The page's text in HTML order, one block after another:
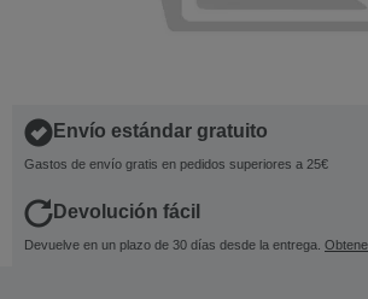
Envío estándar gratuito
Gastos de envío gratis en pedidos superiores a 25€
Devolución fácil
Devuelve en un plazo de 30 días desde la entrega.